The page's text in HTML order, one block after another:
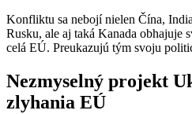
Konfliktu sa nebojí nielen Čína,
Rusku, ale aj taká Kanada obhajuje
celá EÚ. Preukazujú tým svoju
Nezmyselný projekt
zlyhania EÚ